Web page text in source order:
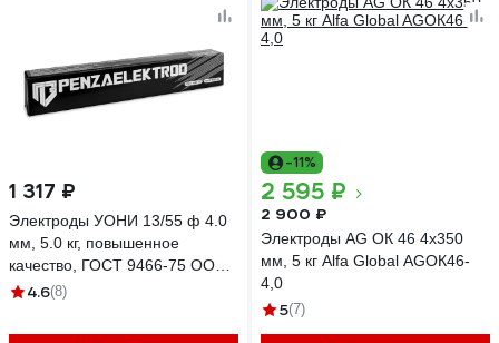
1 317 ₽
Электроды УОНИ 13/55 ф 4.0
мм, 5.0 кг, повышенное
качество, ГОСТ 9466-75 ООО
«Пензенские электроды»
4.6(8)
-11%
2 595 ₽
2 900 ₽
Электроды AG ОК 46 4x350
мм, 5 кг Alfa Global AGОК46-
4,0
5(7)